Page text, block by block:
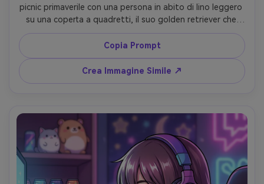
picnic primaverile con una persona in abito di lino leggero
su una coperta a quadretti, il suo golden retriever che
poggia la testa sul ginocchio, fiori e petali, luce solare
calda, palette pastello, linee pulite, cel shading delicato,
mood sereno, natura estremamente dettagliata, lente
85mm, profondità di campo ridotta --ar 4:5
Copia Prompt
Crea Immagine Simile ↗